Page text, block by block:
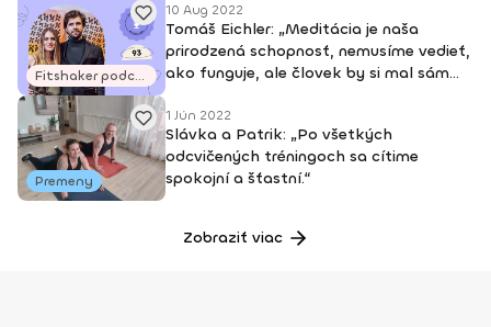
Fitshaker podcasty
10 Aug 2022
Tomáš Eichler: „Meditácia je naša
prirodzená schopnosť, nemusíme vedieť,
ako funguje, ale človek by si mal sám
Premeny
1 Jún 2022
Slávka a Patrik: „Po všetkých
odcvičených tréningoch sa cítime
spokojní a šťastní.“
Zobraziť viac